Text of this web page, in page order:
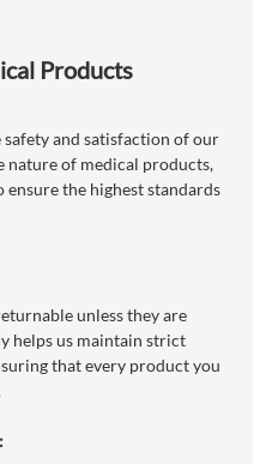
Products
and satisfaction of our
nature of medical products,
the highest standards
unless they are
helps us maintain strict
that every product you